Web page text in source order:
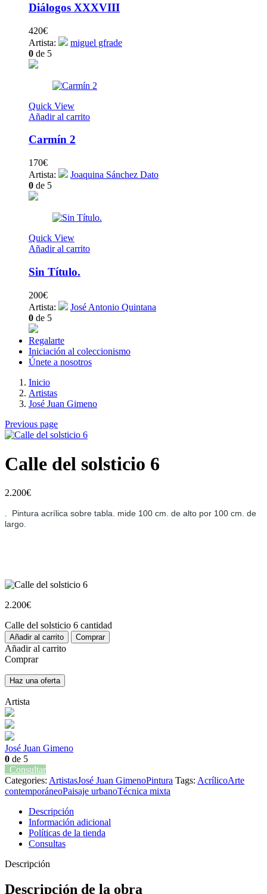
Diálogos XXXVIII
420€
Artista:
miguel gfrade
0 de 5
Quick View
Añadir al carrito
Carmín 2
170€
Artista:
Joaquina Sánchez Dato
0 de 5
Quick View
Añadir al carrito
Sin Título.
200€
Artista:
José Antonio Quintana
0 de 5
Regalarte
Iniciación al coleccionismo
Únete a nosotros
Inicio
Artistas
José Juan Gimeno
Previous page
Calle del solsticio 6
2.200€
. Pintura acrílica sobre tabla. mide 100 cm. de alto por 100 cm. de
largo.
2.200€
Calle del solsticio 6 cantidad
Añadir al carrito Comprar
Añadir al carrito
Comprar
Haz una oferta
Artista
José Juan Gimeno
0 de 5
Consultar
Categories: ArtistasJosé Juan GimenoPintura Tags: AcrílicoArte
contemporáneoPaisaje urbanoTécnica mixta
Descripción
Información adicional
Políticas de la tienda
Consultas
Descripción
Descripción de la obra